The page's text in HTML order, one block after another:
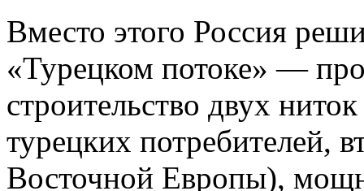
Вместо этого Россия
«Турецком потоке» —
строительство двух
турецких
Восточной Европы),